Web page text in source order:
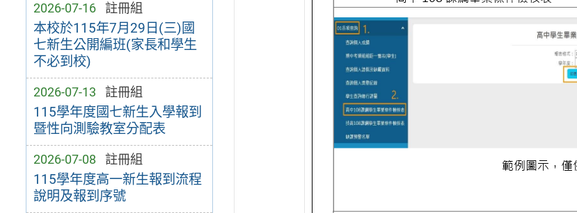
2026-07-16 註冊組
本校於115年7月29日(三)國
七新生公開編班(家長和學生
不必到校)
2026-07-13 註冊組
115學年度國七新生入學報到
暨性向測驗教室分配表
2026-07-08 註冊組
115學年度高一新生報到流程
說明及報到序號